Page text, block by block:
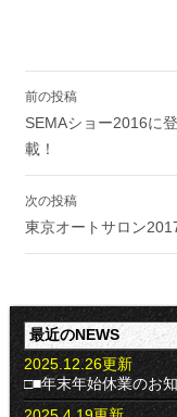
稿
ナ
ビ
ゲ
ー
シ
ョ
前の投稿
SEMAショー2016に
載！
次の投稿
東京オートサロン
最近のNEWS
2025.12.26更新
□■年末年始休業のお